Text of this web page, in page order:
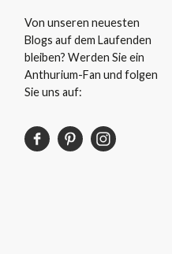
Von unseren neuesten
Blogs auf dem Laufenden
bleiben? Werden Sie ein
Anthurium-Fan und folgen
Sie uns auf: